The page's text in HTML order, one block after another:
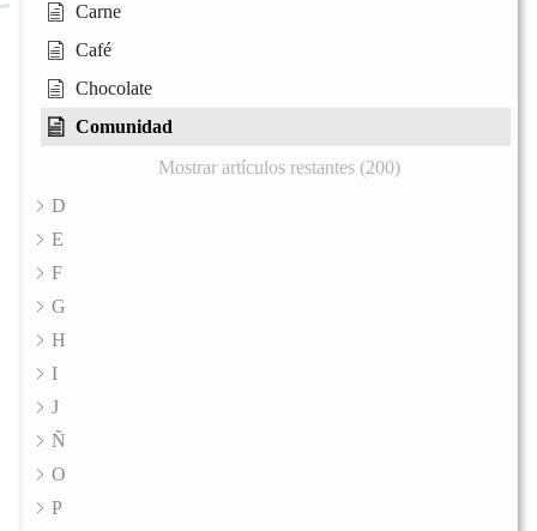
Carne
Café
Chocolate
Comunidad
Mostrar artículos restantes (200)
D
E
F
G
H
I
J
Ñ
O
P